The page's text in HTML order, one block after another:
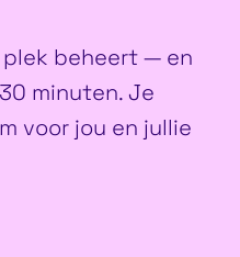
plek beheert — en
minuten. Je
voor jou en jullie